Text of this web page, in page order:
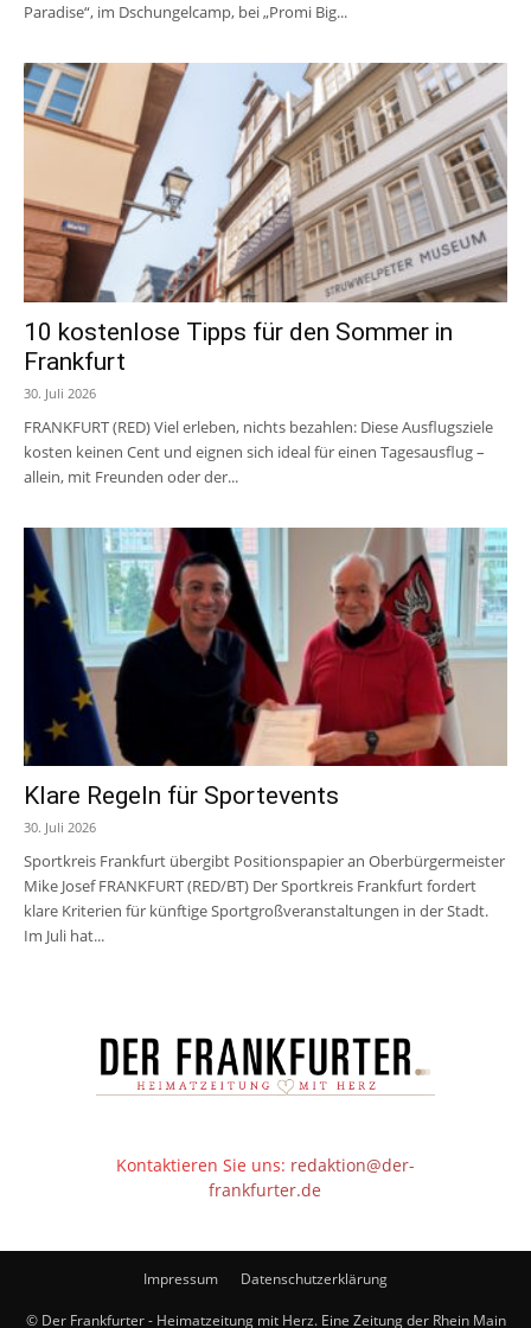
Paradise“, im Dschungelcamp, bei „Promi Big...
10 kostenlose Tipps für den Sommer in
Frankfurt
30. Juli 2026
FRANKFURT (RED) Viel erleben, nichts bezahlen: Diese Ausflugsziele
kosten keinen Cent und eignen sich ideal für einen Tagesausflug –
allein, mit Freunden oder der...
Klare Regeln für Sportevents
30. Juli 2026
Sportkreis Frankfurt übergibt Positionspapier an Oberbürgermeister
Mike Josef FRANKFURT (RED/BT) Der Sportkreis Frankfurt fordert
klare Kriterien für künftige Sportgroßveranstaltungen in der Stadt.
Im Juli hat...
Kontaktieren Sie uns: redaktion@der-
frankfurter.de
Impressum Datenschutzerklärung
© Der Frankfurter - Heimatzeitung mit Herz. Eine Zeitung der Rhein Main